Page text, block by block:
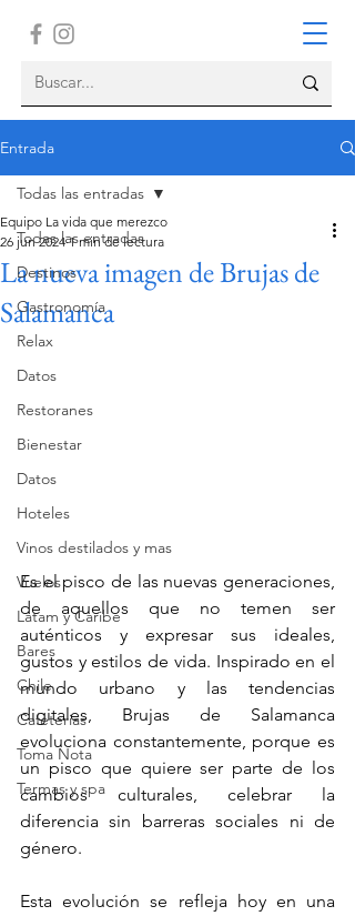
Entrada
Todas las entradas
Destinos
Gastronomía
Relax
Datos
Restoranes
Bienestar
Datos
Hoteles
Vinos destilados y mas
Vuelos
Latam y Caribe
Bares
Chile
Cafeterias
Toma Nota
Termas y spa
Todas las entradas
La nueva imagen de Brujas de
Salamanca
Equipo La vida que merezco
26 jun 2024 1 min de lectura
Es el pisco de las nuevas generaciones,
de aquellos que no temen ser
auténticos y expresar sus ideales,
gustos y estilos de vida. Inspirado en el
mundo urbano y las tendencias
digitales, Brujas de Salamanca
evoluciona constantemente, porque es
un pisco que quiere ser parte de los
cambios culturales, celebrar la
diferencia sin barreras sociales ni de
género.
Esta evolución se refleja hoy en una